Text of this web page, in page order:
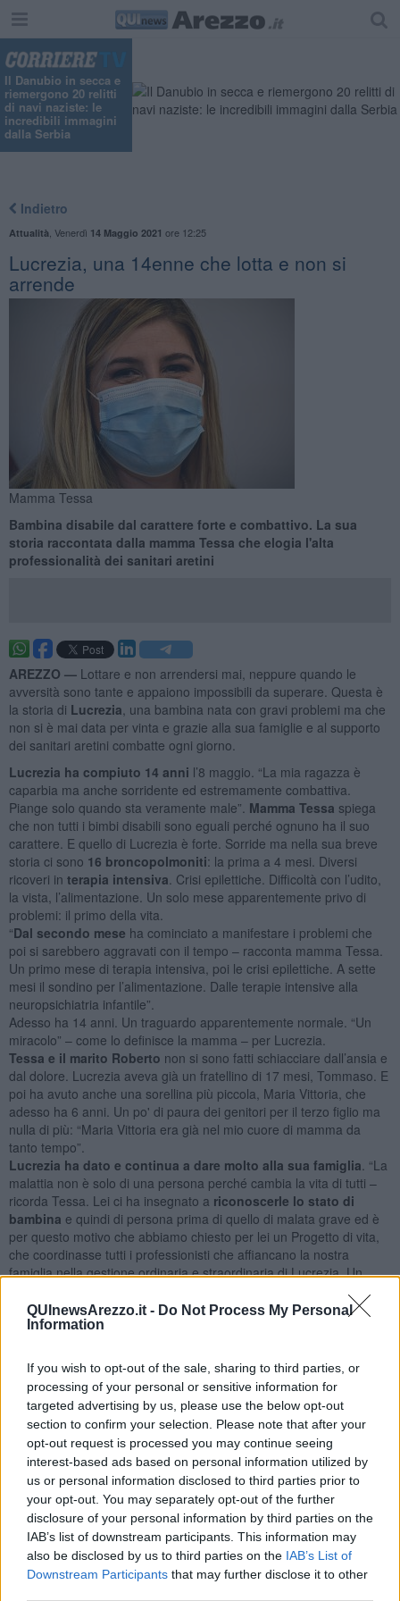
QUInewsArezzo.it - Do Not Process My Personal
Information
If you wish to opt-out of the sale, sharing to third parties, or
processing of your personal or sensitive information for
targeted advertising by us, please use the below opt-out
section to confirm your selection. Please note that after your
opt-out request is processed you may continue seeing
interest-based ads based on personal information utilized by
us or personal information disclosed to third parties prior to
your opt-out. You may separately opt-out of the further
disclosure of your personal information by third parties on the
IAB’s list of downstream participants. This information may
also be disclosed by us to third parties on the IAB’s List of
Downstream Participants that may further disclose it to other
Il Danubio in secca e
riemergono 20 relitti
di navi naziste: le
incredibili immagini
dalla Serbia
Indietro
Attualità Venerdì 14 Maggio 2021 ore 12:25
Lucrezia, una 14enne che lotta e non si
arrende
Mamma Tessa
Bambina disabile dal carattere forte e combattivo. La sua
storia raccontata dalla mamma Tessa che elogia l'alta
professionalità dei sanitari aretini
AREZZO — Lottare e non arrendersi mai, neppure quando le
avversità sono tante e appaiono impossibili da superare. Questa è
la storia di Lucrezia , una bambina nata con gravi problemi ma che
non si è mai data per vinta e grazie alla sua famiglie e al supporto
dei sanitari aretini combatte ogni giorno.
Lucrezia ha compiuto 14 anni l’8 maggio. “La mia ragazza è
caparbia ma anche sorridente ed estremamente combattiva.
Piange solo quando sta veramente male”. Mamma Tessa spiega
che non tutti i bimbi disabili sono eguali perché ognuno ha il suo
carattere. E quello di Lucrezia è forte. Sorride ma nella sua breve
storia ci sono 16 broncopolmoniti: la prima a 4 mesi. Diversi
ricoveri in terapia intensiva . Crisi epilettiche. Difficoltà con l’udito,
la vista, l’alimentazione. Un solo mese apparentemente privo di
problemi: il primo della vita.
“Dal secondo mese ha cominciato a manifestare i problemi che
poi si sarebbero aggravati con il tempo – racconta mamma Tessa.
Un primo mese di terapia intensiva, poi le crisi epilettiche. A sette
mesi il sondino per l’alimentazione. Dalle terapie intensive alla
neuropsichiatria infantile”.
Adesso ha 14 anni. Un traguardo apparentemente normale. “Un
miracolo” – come lo definisce la mamma – per Lucrezia.
Tessa e il marito Roberto non si sono fatti schiacciare dall’ansia e
dal dolore. Lucrezia aveva già un fratellino di 17 mesi, Tommaso. E
poi ha avuto anche una sorellina più piccola, Maria Vittoria, che
adesso ha 6 anni. Un po' di paura dei genitori per il terzo figlio ma
nulla di più: “Maria Vittoria era già nel mio cuore di mamma da
tanto tempo”.
Lucrezia ha dato e continua a dare molto alla sua famiglia . “La
malattia non è solo di una persona perché cambia la vita di tutti –
ricorda Tessa. Lei ci ha insegnato a riconoscerle lo stato di
bambina e quindi di persona prima di quello di malata grave ed è
per questo motivo che abbiamo chiesto per lei un Progetto di vita,
che coordinasse tutti i professionisti che affiancano la nostra
famiglia nella gestione ordinaria e straordinaria di Lucrezia. Un
che ci accompagna da tanti anni con professionalità, umanità e
discrezione".
percorso insieme a Lucrezia passo dopo passo. “Con noi abbiamo
avuto i nostri parenti ma anche
medici e infermieri.Averli vicini
non solo in ospedale ma anche a casa è stato fondamentale”.
Infermieri sono quelli del Valdarnoche con il loro progetto
colori delle farfalle” sono stati premiati a Firenze dalla FNOPI, la
Federazione Nazionale degli Ordini delle Professioni
Infermieristiche.
“Le farfalle sono i bambini e gli adolescenti di cui ci prendiamo cura
– spiegaLaura Gambassi, direttrice Infermieristica della Zona
Distretto Valdarno della Asl Tse. Lucrezia è una di loro. Sono
bambini molto fragili che hanno bisogno di un piano di assistenza
personalizzato e di un progetto di vita dedicato. L’infermiere di
famiglia “care manager” coordina il progetto assistenziale